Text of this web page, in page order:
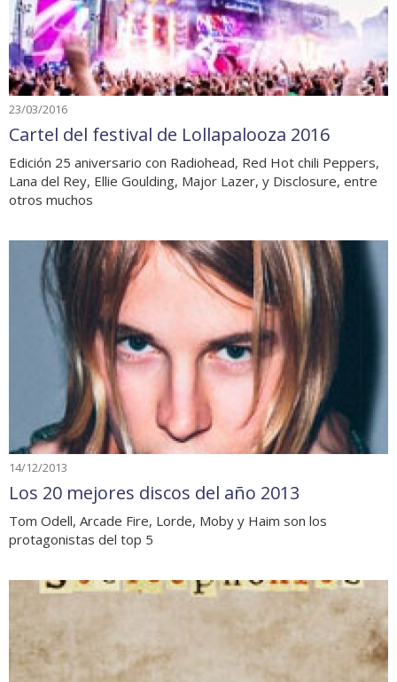
23/03/2016
Cartel del festival de Lollapalooza 2016
Edición 25 aniversario con Radiohead, Red Hot chili Peppers,
Lana del Rey, Ellie Goulding, Major Lazer, y Disclosure, entre
otros muchos
14/12/2013
Los 20 mejores discos del año 2013
Tom Odell, Arcade Fire, Lorde, Moby y Haim son los
protagonistas del top 5